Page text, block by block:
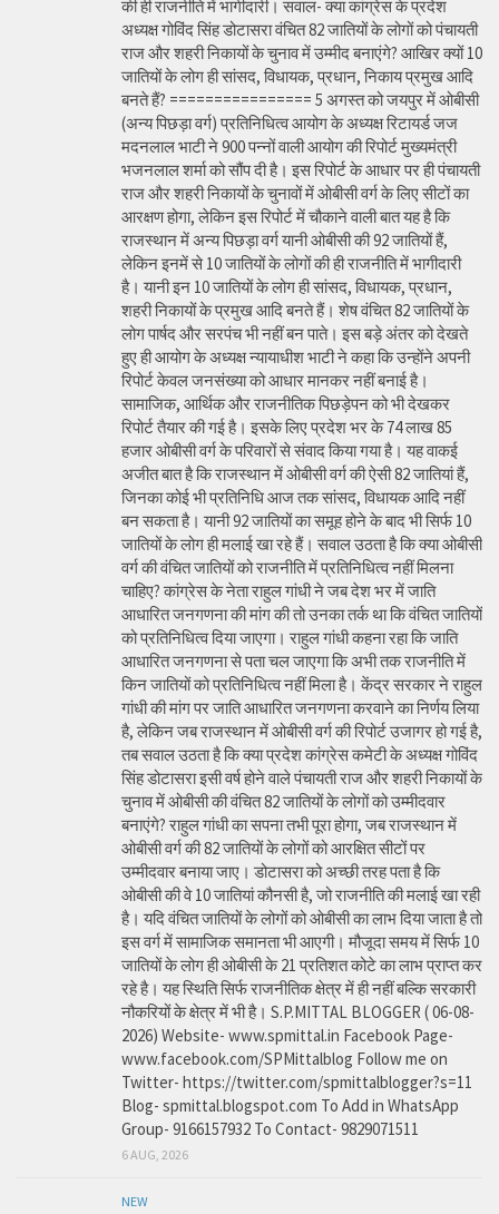
की ही राजनीति में भागीदारी। सवाल- क्या कांग्रेस के प्रदेश
अध्यक्ष गोविंद सिंह डोटासरा वंचित 82 जातियों के लोगों को पंचायती
राज और शहरी निकायों के चुनाव में उम्मीद बनाएंगे? आखिर क्यों 10
जातियों के लोग ही सांसद, विधायक, प्रधान, निकाय प्रमुख आदि
बनते हैं? ================ 5 अगस्त को जयपुर में ओबीसी
(अन्य पिछड़ा वर्ग) प्रतिनिधित्व आयोग के अध्यक्ष रिटायर्ड जज
मदनलाल भाटी ने 900 पन्नों वाली आयोग की रिपोर्ट मुख्यमंत्री
भजनलाल शर्मा को सौंप दी है। इस रिपोर्ट के आधार पर ही पंचायती
राज और शहरी निकायों के चुनावों में ओबीसी वर्ग के लिए सीटों का
आरक्षण होगा, लेकिन इस रिपोर्ट में चौकाने वाली बात यह है कि
राजस्थान में अन्य पिछड़ा वर्ग यानी ओबीसी की 92 जातियों हैं,
लेकिन इनमें से 10 जातियों के लोगों की ही राजनीति में भागीदारी
है। यानी इन 10 जातियों के लोग ही सांसद, विधायक, प्रधान,
शहरी निकायों के प्रमुख आदि बनते हैं। शेष वंचित 82 जातियों के
लोग पार्षद और सरपंच भी नहीं बन पाते। इस बड़े अंतर को देखते
हुए ही आयोग के अध्यक्ष न्यायाधीश भाटी ने कहा कि उन्होंने अपनी
रिपोर्ट केवल जनसंख्या को आधार मानकर नहीं बनाई है।
सामाजिक, आर्थिक और राजनीतिक पिछड़ेपन को भी देखकर
रिपोर्ट तैयार की गई है। इसके लिए प्रदेश भर के 74 लाख 85
हजार ओबीसी वर्ग के परिवारों से संवाद किया गया है। यह वाकई
अजीत बात है कि राजस्थान में ओबीसी वर्ग की ऐसी 82 जातियां हैं,
जिनका कोई भी प्रतिनिधि आज तक सांसद, विधायक आदि नहीं
बन सकता है। यानी 92 जातियों का समूह होने के बाद भी सिर्फ 10
जातियों के लोग ही मलाई खा रहे हैं। सवाल उठता है कि क्या ओबीसी
वर्ग की वंचित जातियों को राजनीति में प्रतिनिधित्व नहीं मिलना
चाहिए? कांग्रेस के नेता राहुल गांधी ने जब देश भर में जाति
आधारित जनगणना की मांग की तो उनका तर्क था कि वंचित जातियों
को प्रतिनिधित्व दिया जाएगा। राहुल गांधी कहना रहा कि जाति
आधारित जनगणना से पता चल जाएगा कि अभी तक राजनीति में
किन जातियों को प्रतिनिधित्व नहीं मिला है। केंद्र सरकार ने राहुल
गांधी की मांग पर जाति आधारित जनगणना करवाने का निर्णय लिया
है, लेकिन जब राजस्थान में ओबीसी वर्ग की रिपोर्ट उजागर हो गई है,
तब सवाल उठता है कि क्या प्रदेश कांग्रेस कमेटी के अध्यक्ष गोविंद
सिंह डोटासरा इसी वर्ष होने वाले पंचायती राज और शहरी निकायों के
चुनाव में ओबीसी की वंचित 82 जातियों के लोगों को उम्मीदवार
बनाएंगे? राहुल गांधी का सपना तभी पूरा होगा, जब राजस्थान में
ओबीसी वर्ग की 82 जातियों के लोगों को आरक्षित सीटों पर
उम्मीदवार बनाया जाए। डोटासरा को अच्छी तरह पता है कि
ओबीसी की वे 10 जातियां कौनसी है, जो राजनीति की मलाई खा रही
है। यदि वंचित जातियों के लोगों को ओबीसी का लाभ दिया जाता है तो
इस वर्ग में सामाजिक समानता भी आएगी। मौजूदा समय में सिर्फ 10
जातियों के लोग ही ओबीसी के 21 प्रतिशत कोटे का लाभ प्राप्त कर
रहे है। यह स्थिति सिर्फ राजनीतिक क्षेत्र में ही नहीं बल्कि सरकारी
नौकरियों के क्षेत्र में भी है। S.P.MITTAL BLOGGER ( 06-08-
2026) Website- www.spmittal.in Facebook Page-
www.facebook.com/SPMittalblog Follow me on
Twitter- https://twitter.com/spmittalblogger?s=11
Blog- spmittal.blogspot.com To Add in WhatsApp
Group- 9166157932 To Contact- 9829071511
6 AUG, 2026
NEW